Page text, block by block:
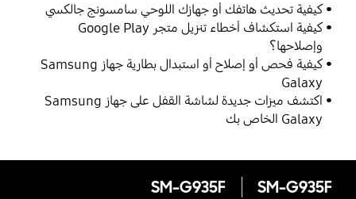
كيفية تحديث هاتفك أو جهازك اللوحي سامسونج جالكسي
كيفية استكشاف أخطاء تنزيل متجر Google Play
وإصلاحها؟
كيفية فحص أو إصلاح أو استبدال بطارية جهاز Samsung
Galaxy
اكتشف ميزات جديدة لشاشة القفل على جهاز Samsung
Galaxy الخاص بك
SM-G935F
SM-G935F